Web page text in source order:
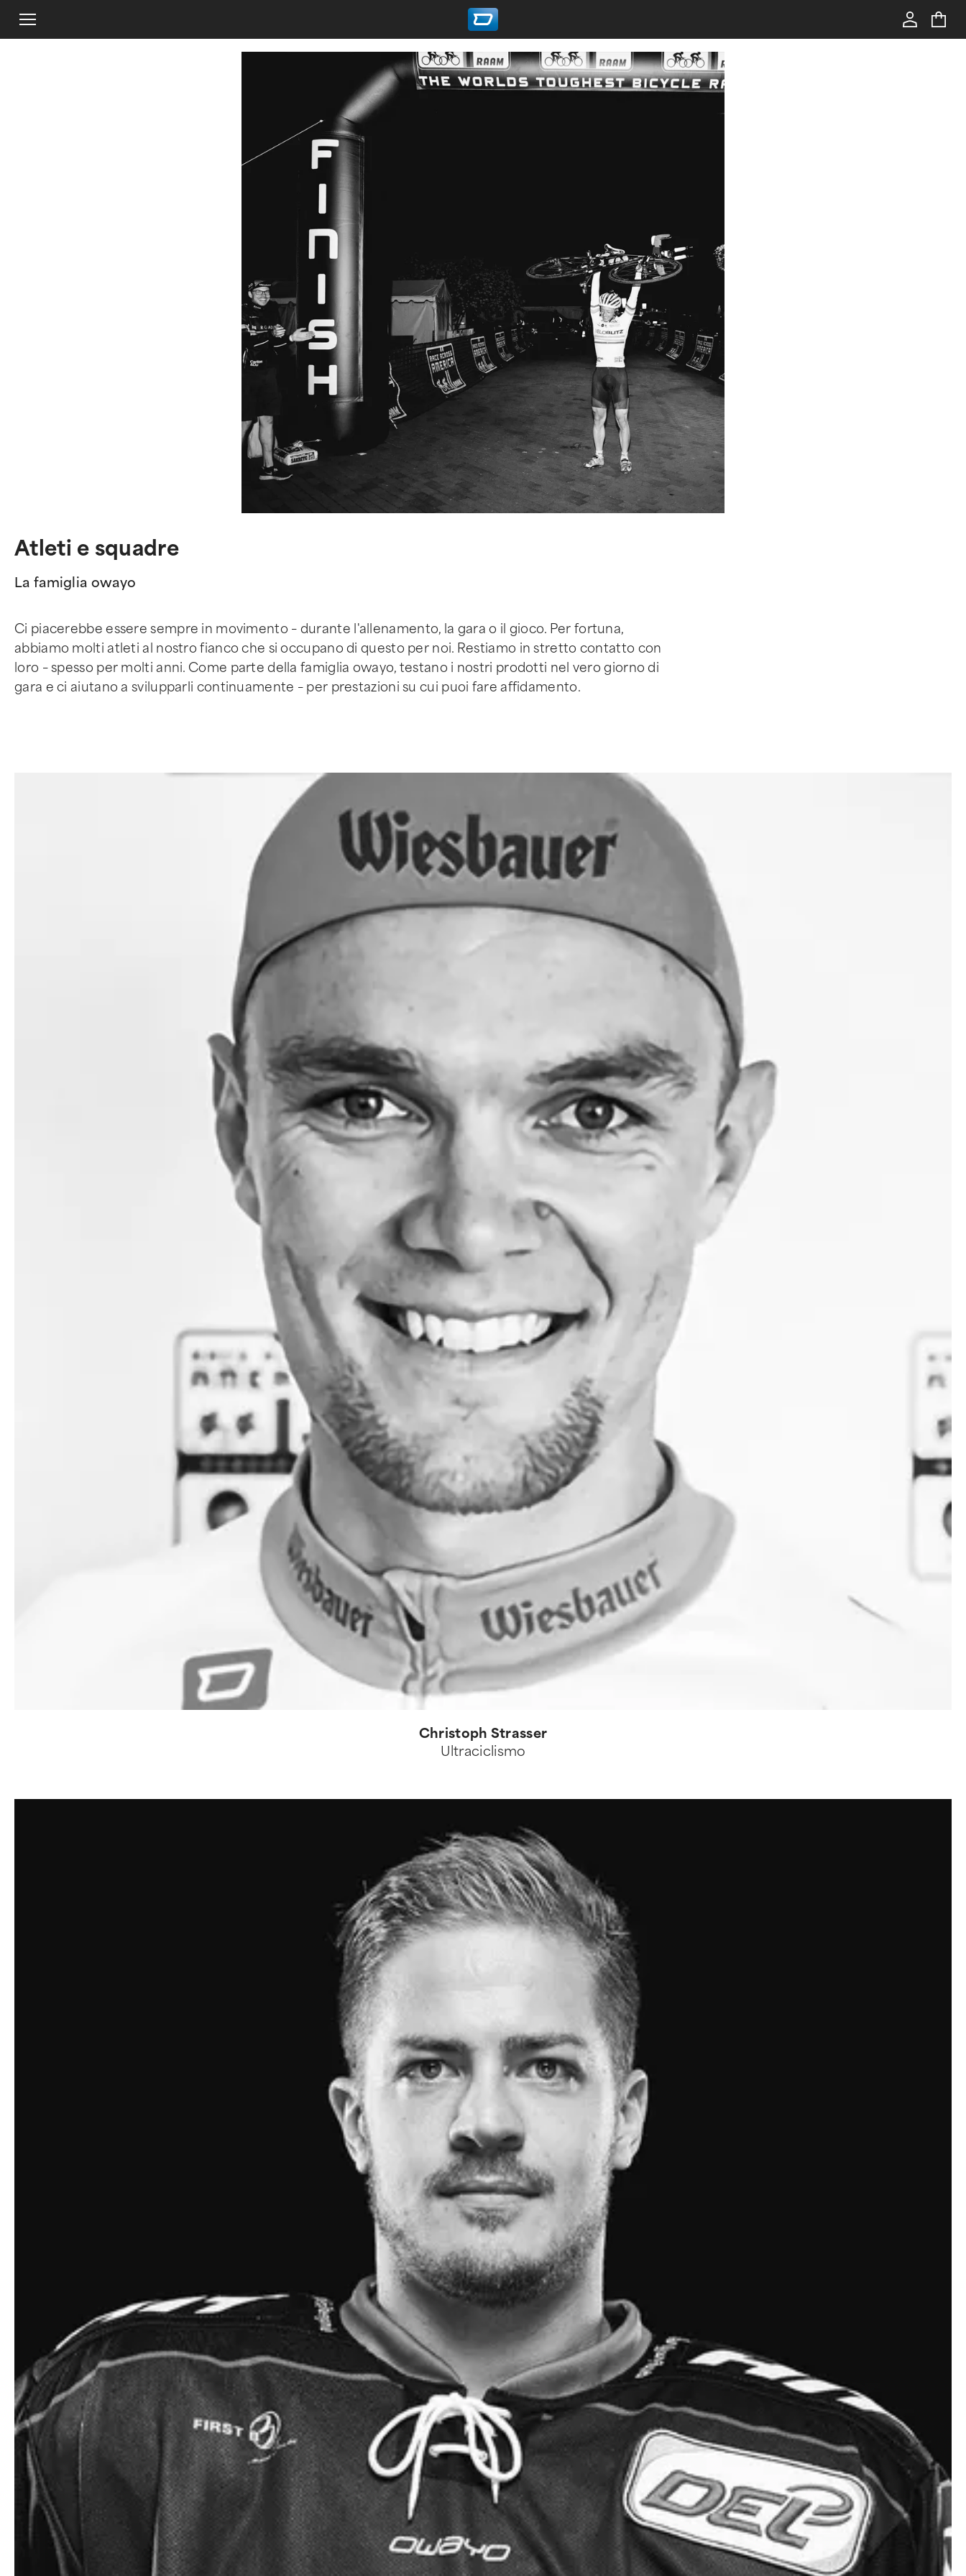
Atleti e squadre
La famiglia owayo
Ci piacerebbe essere sempre in movimento – durante l'allenamento, la gara o il gioco. Per fortuna,
abbiamo molti atleti al nostro fianco che si occupano di questo per noi. Restiamo in stretto contatto con
loro – spesso per molti anni. Come parte della famiglia owayo, testano i nostri prodotti nel vero giorno di
gara e ci aiutano a svilupparli continuamente – per prestazioni su cui puoi fare affidamento.
Christoph Strasser
Ultraciclismo